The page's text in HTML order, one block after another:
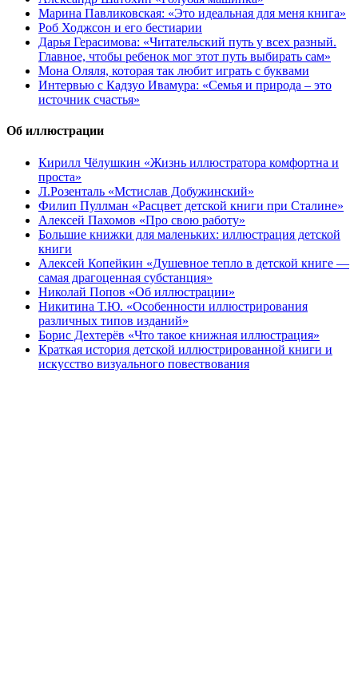
Марина Павликовская: «Это идеальная для меня книга»
Роб Ходжсон и его бестиарии
Дарья Герасимова: «Читательский путь у всех разный.
Главное, чтобы ребенок мог этот путь выбирать сам»
Мона Оляля, которая так любит играть с буквами
Интервью с Кадзуо Ивамура: «Семья и природа – это
источник счастья»
Об иллюстрации
Кирилл Чёлушкин «Жизнь иллюстратора комфортна и
проста»
Л.Розенталь «Мстислав Добужинский»
Филип Пуллман «Расцвет детской книги при Сталине»
Алексей Пахомов «Про свою работу»
Большие книжки для маленьких: иллюстрация детской
книги
Алексей Копейкин «Душевное тепло в детской книге —
самая драгоценная субстанция»
Николай Попов «Об иллюстрации»
Никитина Т.Ю. «Особенности иллюстрирования
различных типов изданий»
Борис Дехтерёв «Что такое книжная иллюстрация»
Краткая история детской иллюстрированной книги и
искусство визуального повествования